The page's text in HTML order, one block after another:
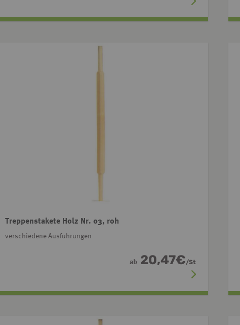
Treppenstakete Holz Nr. 03, roh
verschiedene Ausführungen
ab 20,47€/St